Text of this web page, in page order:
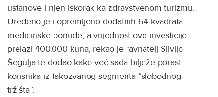
ustanove i njen iskorak ka zdravstvenom turizmu.
Uređeno je i opremljeno dodatnih 64 kvadrata
medicinske ponude, a vrijednost ove investicije
prelazi 400.000 kuna, rekao je ravnatelj Silvijo
Šegulja te dodao kako već sada bilježe porast
korisnika iz takozvanog segmenta “slobodnog
tržišta”.